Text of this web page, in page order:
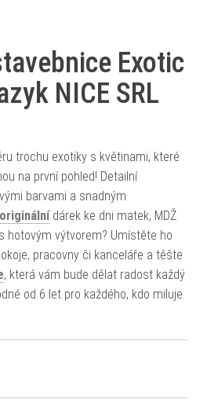
Exotic
NICE SRL
149 Kč.
trochu exotiky s květinami, které
na první pohled! Detailní
barvami a snadným
originálnídárek ke dni matek, MDŽ
hotovým výtvorem? Umístěte ho
pracovny či kanceláře a těšte
, která vám bude dělat radost každý
od 6 let pro každého, kdo miluje